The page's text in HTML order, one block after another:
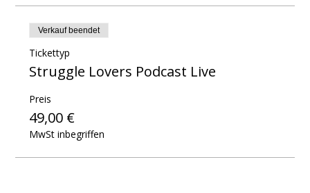
Verkauf beendet
Tickettyp
Struggle Lovers Podcast Live
Preis
49,00 €
MwSt inbegriffen